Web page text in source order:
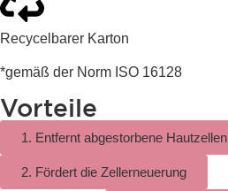
Recycelbarer Karton
*gemäß der Norm ISO 16128
Vorteile
1. Entfernt abgestorbene Hautzellen
2. Fördert die Zellerneuerung